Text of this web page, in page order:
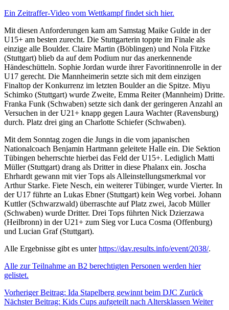
Ein Zeitraffer-Video vom Wettkampf findet sich hier.
Mit diesen Anforderungen kam am Samstag Maike Gulde in der
U15+ am besten zurecht. Die Stuttgarterin toppte im Finale als
einzige alle Boulder. Claire Martin (Böblingen) und Nola Fitzke
(Stuttgart) blieb da auf dem Podium nur das anerkennende
Händeschütteln. Sophie Jordan wurde ihrer Favoritinnenrolle in der
U17 gerecht. Die Mannheimerin setzte sich mit dem einzigen
Finaltop der Konkurrenz im letzten Boulder an die Spitze. Miyu
Schimko (Stuttgart) wurde Zweite, Emma Reiter (Mannheim) Dritte.
Franka Funk (Schwaben) setzte sich dank der geringeren Anzahl an
Versuchen in der U21+ knapp gegen Laura Wachter (Ravensburg)
durch. Platz drei ging an Charlotte Schiefer (Schwaben).
Mit dem Sonntag zogen die Jungs in die vom japanischen
Nationalcoach Benjamin Hartmann geleitete Halle ein. Die Sektion
Tübingen beherrschte hierbei das Feld der U15+. Lediglich Matti
Müller (Stuttgart) drang als Dritter in diese Phalanx ein. Joscha
Ehrhardt gewann mit vier Tops als Alleinstellungsmerkmal vor
Arthur Starke. Fiete Nesch, ein weiterer Tübinger, wurde Vierter. In
der U17 führte an Lukas Ebner (Stuttgart) kein Weg vorbei. Johann
Kuttler (Schwarzwald) überraschte auf Platz zwei, Jacob Müller
(Schwaben) wurde Dritter. Drei Tops führten Nick Dzierzawa
(Heilbronn) in der U21+ zum Sieg vor Luca Cosma (Offenburg)
und Lucian Graf (Stuttgart).
Alle Ergebnisse gibt es unterhttps://dav.results.info/event/2038/.
Alle zur Teilnahme an B2 berechtigten Personen werden hier
gelistet.
Vorheriger Beitrag: Ida Stapelberg gewinnt beim DJC Zurück
Nächster Beitrag: Kids Cups aufgeteilt nach Altersklassen Weiter